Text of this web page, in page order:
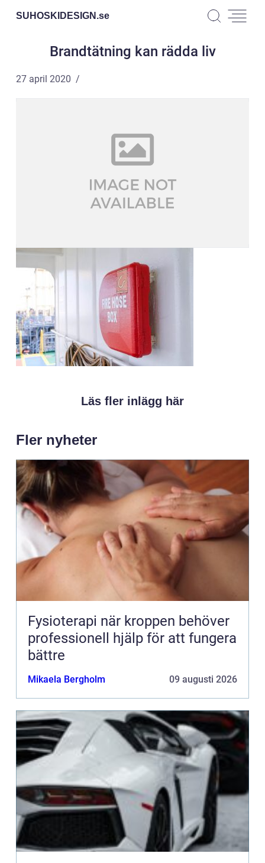
SUHOSKIDESIGN.se
Brandtätning kan rädda liv
27 april 2020
Läs fler inlägg här
Fler nyheter
Fysioterapi när kroppen behöver
professionell hjälp för att fungera
bättre
Mikaela Bergholm 09 augusti 2026